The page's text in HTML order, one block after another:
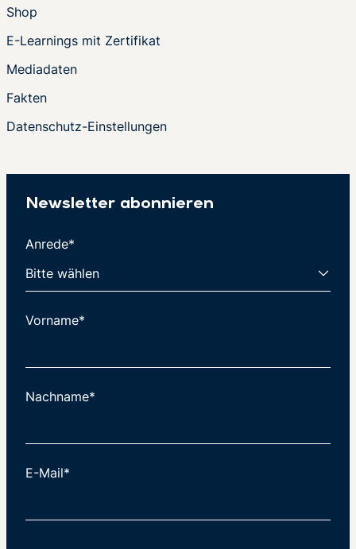
Shop
E-Learnings mit Zertifikat
Mediadaten
Fakten
Datenschutz-Einstellungen
Newsletter abonnieren
Anrede*
Vorname*
Nachname*
E-Mail*